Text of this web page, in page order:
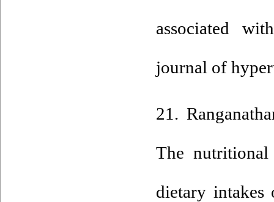
associated
journal of
21.
The
dietary intakes